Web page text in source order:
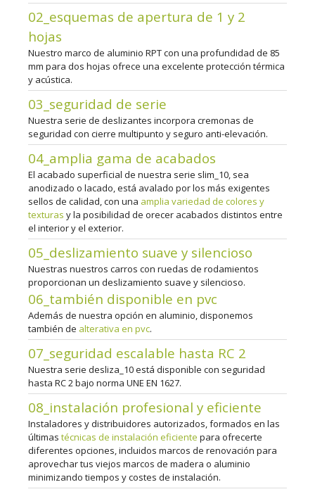
02_esquemas de apertura de 1 y 2
hojas
Nuestro marco de aluminio RPT con una profundidad de 85
mm para dos hojas ofrece una excelente protección térmica
y acústica.
03_seguridad de serie
Nuestra serie de deslizantes incorpora cremonas de
seguridad con cierre multipunto y seguro anti-elevación.
04_amplia gama de acabados
El acabado superficial de nuestra serie slim_10, sea
anodizado o lacado, está avalado por los más exigentes
sellos de calidad, con una amplia variedad de colores y
texturas y la posibilidad de orecer acabados distintos entre
el interior y el exterior.
05_deslizamiento suave y silencioso
Nuestras nuestros carros con ruedas de rodamientos
proporcionan un deslizamiento suave y silencioso.
06_también disponible en pvc
Además de nuestra opción en aluminio, disponemos
también de alterativa en pvc.
07_seguridad escalable hasta RC 2
Nuestra serie desliza_10 está disponible con seguridad
hasta RC 2 bajo norma UNE EN 1627.
08_instalación profesional y eficiente
Instaladores y distribuidores autorizados, formados en las
últimas técnicas de instalación eficiente para ofrecerte
diferentes opciones, incluidos marcos de renovación para
aprovechar tus viejos marcos de madera o aluminio
minimizando tiempos y costes de instalación.